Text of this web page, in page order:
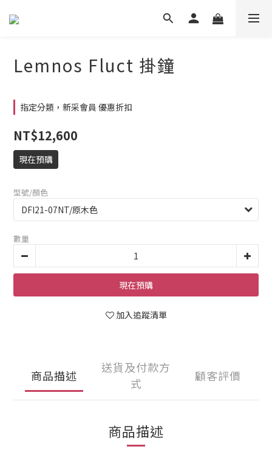
Lemnos Fluct 掛鐘
指定分類，新采會員 優惠折扣
NT$12,600
現在預購
型號/顏色
數量
現在預購
加入追蹤清單
商品描述
送貨及付款方
式
顧客評價
商品描述